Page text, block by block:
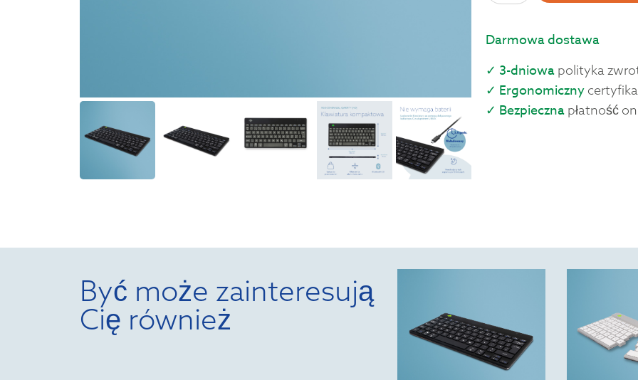
Darmowa dostawa
✓ 3-dniowa polityka
✓ Ergonomiczny
✓ Bezpieczna płatność
Być może zainteresują
Cię również